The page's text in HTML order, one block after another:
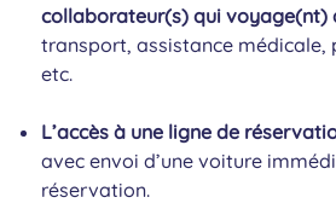
collaborateur(s) qui voyage(nt)
transport, assistance médicale,
etc.
L’accès à une ligne de
avec envoi d’une voiture
réservation.